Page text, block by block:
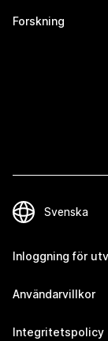
Forskning
Inloggning för
Användarvillkor
Integritetspolicy